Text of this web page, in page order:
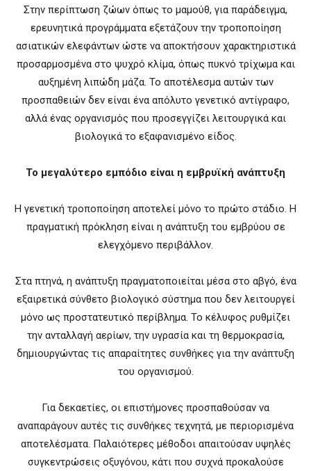
Στην περίπτωση ζώων όπως το μαμούθ, για παράδειγμα,
ερευνητικά προγράμματα εξετάζουν την τροποποίηση
ασιατικών ελεφάντων ώστε να αποκτήσουν χαρακτηριστικά
προσαρμοσμένα στο ψυχρό κλίμα, όπως πυκνό τρίχωμα και
αυξημένη λιπώδη μάζα. Το αποτέλεσμα αυτών των
προσπαθειών δεν είναι ένα απόλυτο γενετικό αντίγραφο,
αλλά ένας οργανισμός που προσεγγίζει λειτουργικά και
βιολογικά το εξαφανισμένο είδος.
Το μεγαλύτερο εμπόδιο είναι η εμβρυϊκή ανάπτυξη
Η γενετική τροποποίηση αποτελεί μόνο το πρώτο στάδιο. Η
πραγματική πρόκληση είναι η ανάπτυξη του εμβρύου σε
ελεγχόμενο περιβάλλον.
Στα πτηνά, η ανάπτυξη πραγματοποιείται μέσα στο αβγό, ένα
εξαιρετικά σύνθετο βιολογικό σύστημα που δεν λειτουργεί
μόνο ως προστατευτικό περίβλημα. Το κέλυφος ρυθμίζει
την ανταλλαγή αερίων, την υγρασία και τη θερμοκρασία,
δημιουργώντας τις απαραίτητες συνθήκες για την ανάπτυξη
του οργανισμού.
Για δεκαετίες, οι επιστήμονες προσπαθούσαν να
αναπαράγουν αυτές τις συνθήκες τεχνητά, με περιορισμένα
αποτελέσματα. Παλαιότερες μέθοδοι απαιτούσαν υψηλές
συγκεντρώσεις οξυγόνου, κάτι που συχνά προκαλούσε